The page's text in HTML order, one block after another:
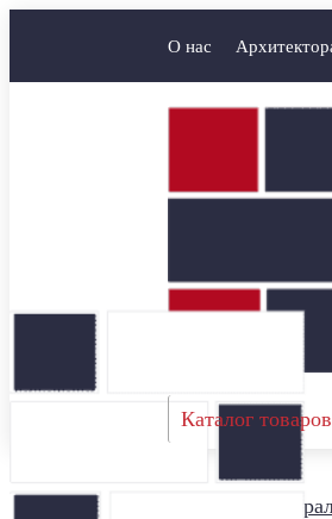
О нас
Каталог товаров